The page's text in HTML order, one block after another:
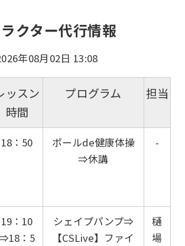
クター代行情報
年08月02日 13:08
ッスン
時間
プログラム 担当
18：50
ポールde健康体操
⇒休講
-
19：10
：5
シェイプパンプ⇒
【CSLive】ファイ
樋
場